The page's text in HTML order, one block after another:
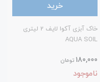
خرید
خاک آبزی آکوا لایف 2 لیتری
AQUA SOIL
180,000 تومان
ناموجود